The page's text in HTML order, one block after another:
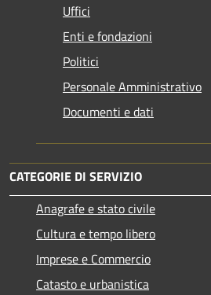
Uffici
Enti e fondazioni
Politici
Personale Amministrativo
Documenti e dati
CATEGORIE DI SERVIZIO
Anagrafe e stato civile
Cultura e tempo libero
Imprese e Commercio
Catasto e urbanistica